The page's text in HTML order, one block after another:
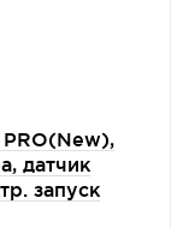
датчик
запуск